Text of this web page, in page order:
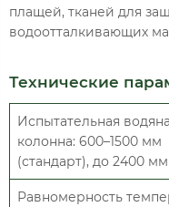
плащей, тканей для
водоотталкивающих
Технические
Испытательная
колонна: 600–1500 мм
(стандарт), до 2400
Равномерность